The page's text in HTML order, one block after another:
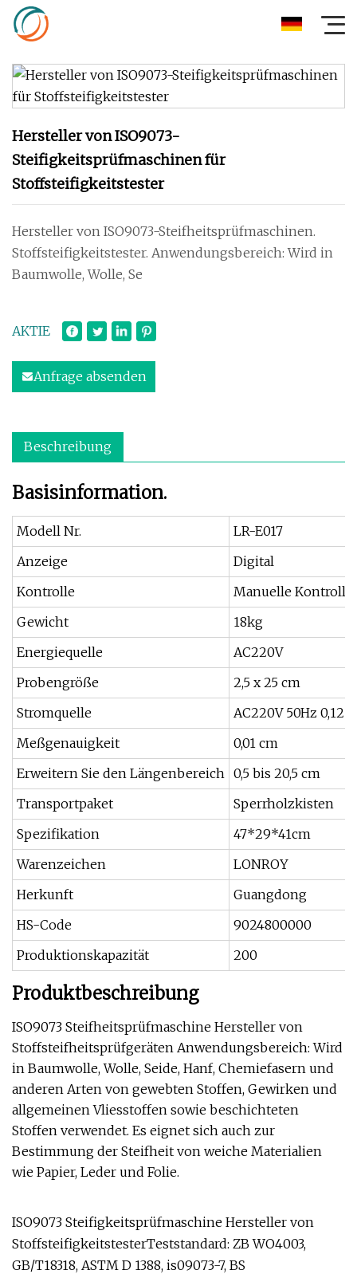
Hersteller von ISO9073-
Steifigkeitsprüfmaschinen für
Stoffsteifigkeitstester
Hersteller von ISO9073-Steifheitsprüfmaschinen.
Stoffsteifigkeitstester. Anwendungsbereich: Wird in
Baumwolle, Wolle, Se
AKTIE
Anfrage absenden
Beschreibung
Basisinformation.
Modell Nr.
LR-E017
Anzeige
Digital
Kontrolle
Manuelle Kontrolle
Gewicht
18kg
Energiequelle
AC220V
Probengröße
2,5 x 25 cm
Stromquelle
AC220V 50Hz 0,12
Meßgenauigkeit
0,01 cm
Erweitern Sie den Längenbereich 0,5 bis 20,5 cm
Transportpaket
Sperrholzkisten
Spezifikation
47*29*41cm
Warenzeichen
LONROY
Herkunft
Guangdong
HS-Code
9024800000
Produktionskapazität
200
Produktbeschreibung
ISO9073 Steifheitsprüfmaschine Hersteller von
Stoffsteifheitsprüfgeräten Anwendungsbereich: Wird
in Baumwolle, Wolle, Seide, Hanf, Chemiefasern und
anderen Arten von gewebten Stoffen, Gewirken und
allgemeinen Vliesstoffen sowie beschichteten
Stoffen verwendet. Es eignet sich auch zur
Bestimmung der Steifheit von weiche Materialien
wie Papier, Leder und Folie.
ISO9073 Steifigkeitsprüfmaschine Hersteller von
StoffsteifigkeitstesterTeststandard: ZB WO4003,
GB/T18318, ASTM D 1388, is09073-7, BS